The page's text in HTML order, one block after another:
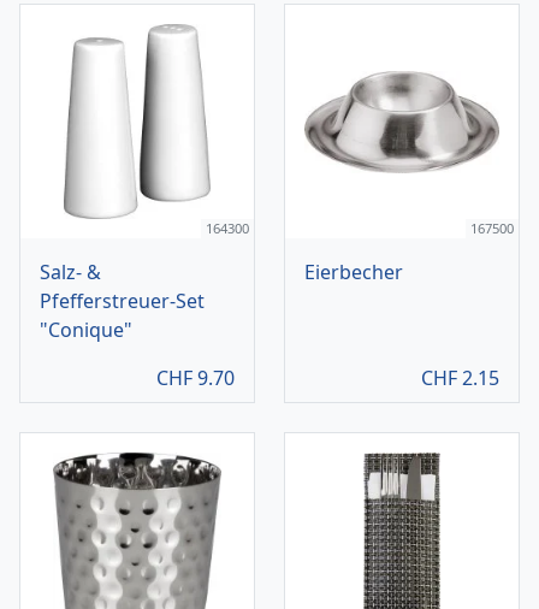
164300
Salz- &
Pfefferstreuer-Set
"Conique"
CHF9.70
167500
Eierbecher
CHF2.15